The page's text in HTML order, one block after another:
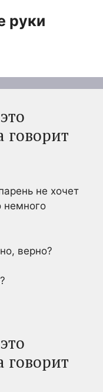
руки
говорит
не хочет
немного
верно?
говорит